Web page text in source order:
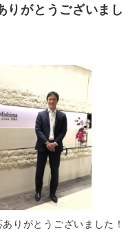
りがとうございまし
りがとうございました！